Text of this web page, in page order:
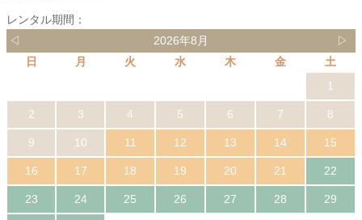
レンタル期間：
◁
2026年8月
▷
日
月 火 水 木 金
土
1
2 3 4 5 6 7 8
9 10 11 12 13 14 15
16 17 18 19 20 21 22
23 24 25 26 27 28 29